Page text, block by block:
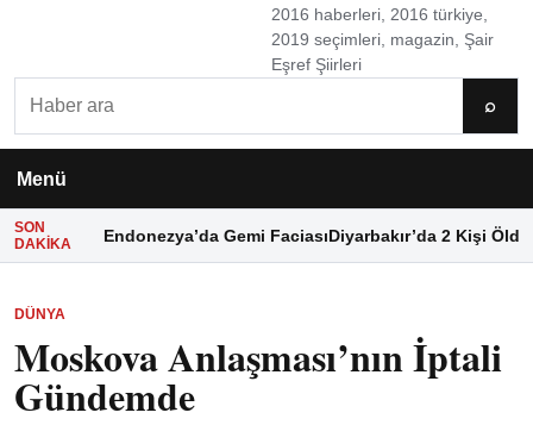
2016 haberleri, 2016 türkiye,
2019 seçimleri, magazin, Şair
Eşref Şiirleri
⌕
Menü
SON
DAKIKA
Endonezya’da Gemi FaciasıDiyarbakır’da 2 Kişi Öldü
DÜNYA
Moskova Anlaşması’nın İptali
Gündemde